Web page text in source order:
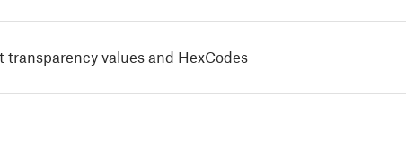
transparency values and HexCodes